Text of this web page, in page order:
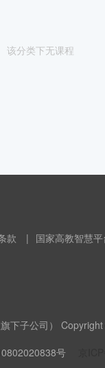
该分类下无课程
款 | 国家高教智慧平
下子公司）
号